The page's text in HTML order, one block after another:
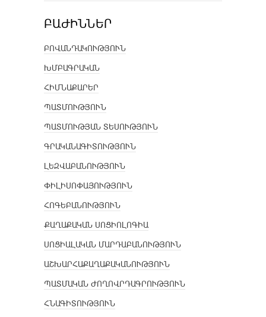
ԲԱԺԻՆՆԵՐ
ԲՈՎԱՆԴԱԿՈՒԹՅՈՒՆ
ԽՄԲԱԳՐԱԿԱՆ
ՀԻՄՆԱՔԱՐԵՐ
ՊԱՏՄՈՒԹՅՈՒՆ
ՊԱՏՄՈՒԹՅԱՆ ՏԵՍՈՒԹՅՈՒՆ
ԳՐԱԿԱՆԱԳԻՏՈՒԹՅՈՒՆ
ԼԵԶՎԱԲԱՆՈՒԹՅՈՒՆ
ՓԻԼԻՍՈՓԱՅՈՒԹՅՈՒՆ
ՀՈԳԵԲԱՆՈՒԹՅՈՒՆ
ՔԱՂԱՔԱԿԱՆ ՍՈՑԻՈԼՈԳԻԱ
ՍՈՑԻԱԼԱԿԱՆ ՄԱՐԴԱԲԱՆՈՒԹՅՈՒՆ
ԱՇԽԱՐՀԱՔԱՂԱՔԱԿԱՆՈՒԹՅՈՒՆ
ՊԱՏՄԱԿԱՆ ԺՈՂՈՎՐԴԱԳՐՈՒԹՅՈՒՆ
ՀՆԱԳԻՏՈՒԹՅՈՒՆ